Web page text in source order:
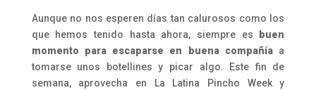
Aunque no nos esperen días tan calurosos como los
que hemos tenido hasta ahora, siempre es
buen
momento para escaparse en buena compañíaa
tomarse unos botellines y picar algo. Este fin de
semana, aprovecha en La Latina Pincho Week y